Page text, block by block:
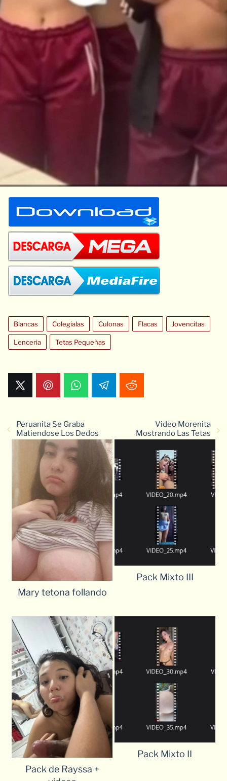
Blancas Colegialas Culonas Flacas Jovencitas
Lenceria Tetas Pequeñas
Peruanita Se Graba
Matiendose Los Dedos
Video Morenita
Mostrando Las Tetas
Mary tetona follando
Pack Mixto III
Pack de Rayssa +
Pack Mixto II